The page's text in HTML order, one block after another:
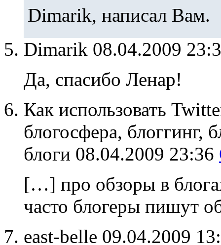
Dimarik, написал Вам.
Dimarik 08.04.2009
Да, спасибо Ленар!
Как использовать
блогосфера, блоггинг,
блоги 08.04.2009 23:36
[…] про обзоры в
часто блогеры пишут
east-belle 09.04.2009